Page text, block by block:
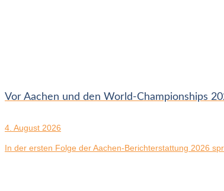
Vor Aachen und den World-Championships
4. August 2026
In der ersten Folge der Aachen-Berichterstattung 2026